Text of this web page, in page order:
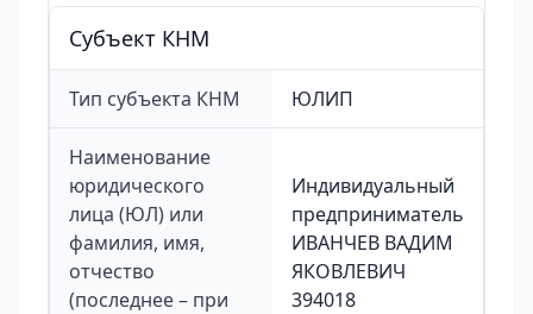
Cубъект КНМ
Тип субъекта КНМ ЮЛИП
Наименование
юридического
лица (ЮЛ) или
фамилия, имя,
отчество
(последнее – при
Индивидуальный
предприниматель
ИВАНЧЕВ ВАДИМ
ЯКОВЛЕВИЧ
394018